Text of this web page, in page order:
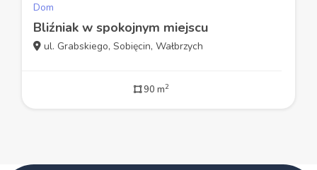
Dom
Bliźniak w spokojnym miejscu
ul. Grabskiego, Sobięcin, Wałbrzych
90 m2